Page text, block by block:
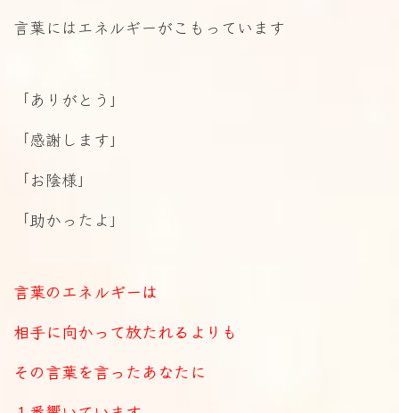
言葉にはエネルギーがこもっています
「ありがとう」
「感謝します」
「お陰様」
「助かったよ」
言葉のエネルギーは
相手に向かって放たれるよりも
その言葉を言ったあなたに